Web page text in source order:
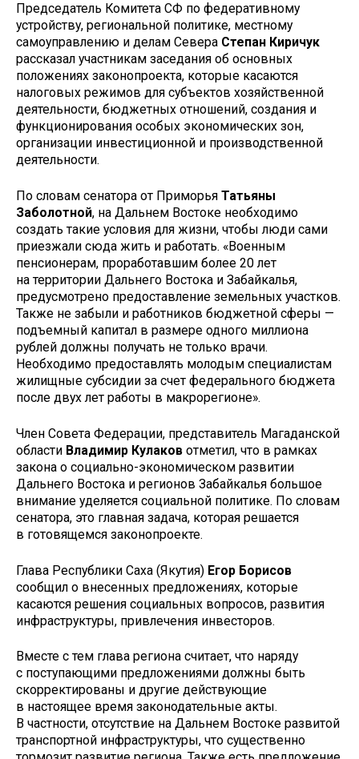
Председатель Комитета СФ по федеративному
устройству, региональной политике, местному
самоуправлению и делам Севера Степан Киричук
рассказал участникам заседания об основных
положениях законопроекта, которые касаются
налоговых режимов для субъектов хозяйственной
деятельности, бюджетных отношений, создания и
функционирования особых экономических зон,
организации инвестиционной и производственной
деятельности.
По словам сенатора от Приморья Татьяны
Заболотной, на Дальнем Востоке необходимо
создать такие условия для жизни, чтобы люди сами
приезжали сюда жить и работать. «Военным
пенсионерам, проработавшим более 20 лет
на территории Дальнего Востока и Забайкалья,
предусмотрено предоставление земельных участков.
Также не забыли и работников бюджетной сферы —
подъемный капитал в размере одного миллиона
рублей должны получать не только врачи.
Необходимо предоставлять молодым специалистам
жилищные субсидии за счет федерального бюджета
после двух лет работы в макрорегионе».
Член Совета Федерации, представитель Магаданской
области Владимир Кулаков отметил, что в рамках
закона о социально-экономическом развитии
Дальнего Востока и регионов Забайкалья большое
внимание уделяется социальной политике. По словам
сенатора, это главная задача, которая решается
в готовящемся законопроекте.
Глава Республики Саха (Якутия) Егор Борисов
сообщил о внесенных предложениях, которые
касаются решения социальных вопросов, развития
инфраструктуры, привлечения инвесторов.
Вместе с тем глава региона считает, что наряду
с поступающими предложениями должны быть
скорректированы и другие действующие
в настоящее время законодательные акты.
В частности, отсутствие на Дальнем Востоке развитой
транспортной инфраструктуры, что существенно